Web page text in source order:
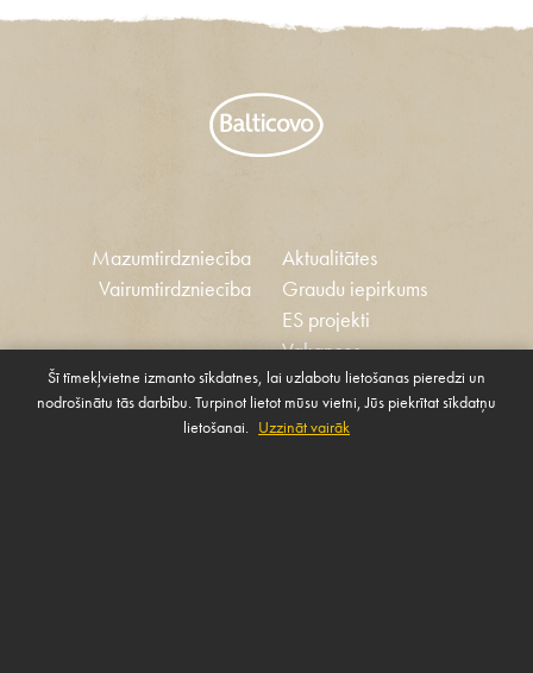
Mazumtirdzniecība
Vairumtirdzniecība
Sīkdatnes
Aktualitātes
Graudu iepirkums
ES projekti
Vakances
Ētikas kodekss
Sabiedrības atbalsta
politika
Šī tīmekļvietne izmanto sīkdatnes, lai uzlabotu lietošanas pieredzi un
nodrošinātu tās darbību. Turpinot lietot mūsu vietni, Jūs piekrītat sīkdatņu
lietošanai. Uzzināt vairāk